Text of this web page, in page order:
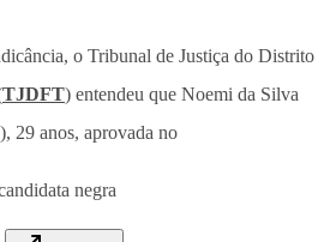
o Tribunal de Justiça do Distrito
TJDFT) entendeu que Noemi da Silva
), 29 anos, aprovada no
negra